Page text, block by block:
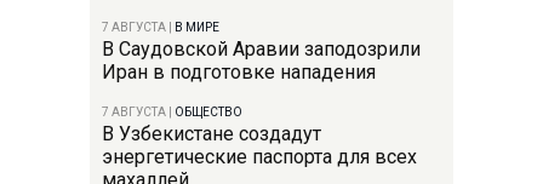
7 АВГУСТА В МИРЕ
В Саудовской Аравии заподозрили
Иран в подготовке нападения
7 АВГУСТА ОБЩЕСТВО
В Узбекистане создадут
энергетические паспорта для всех